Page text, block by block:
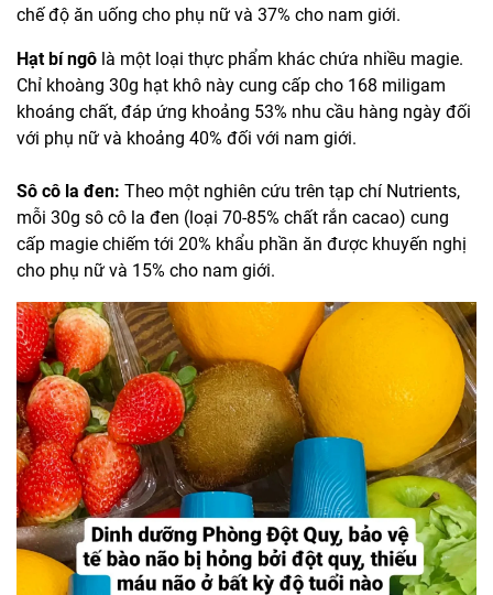
chế độ ăn uống cho phụ nữ và 37% cho nam giới.
Hạt bí ngô là một loại thực phẩm khác chứa nhiều magie.
Chỉ khoàng 30g hạt khô này cung cấp cho 168 miligam
khoáng chất, đáp ứng khoảng 53% nhu cầu hàng ngày đối
với phụ nữ và khoảng 40% đối với nam giới.
Sô cô la đen: Theo một nghiên cứu trên tạp chí Nutrients,
mỗi 30g sô cô la đen (loại 70-85% chất rắn cacao) cung
cấp magie chiếm tới 20% khẩu phần ăn được khuyến nghị
cho phụ nữ và 15% cho nam giới.